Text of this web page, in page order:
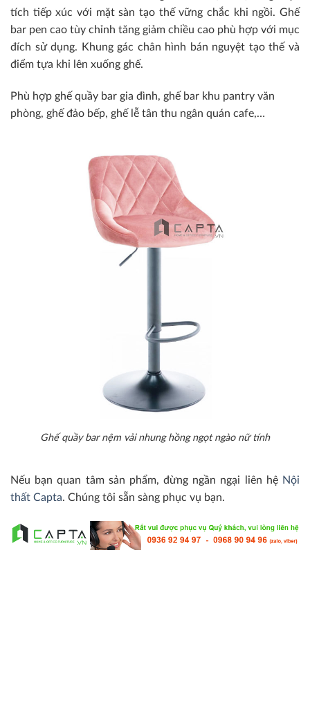
tích tiếp xúc với mặt sàn tạo thế vững chắc khi ngồi. Ghế
bar pen cao tùy chỉnh tăng giảm chiều cao phù hợp với mục
đích sử dụng. Khung gác chân hình bán nguyệt tạo thế và
điểm tựa khi lên xuống ghế.
Phù hợp ghế quầy bar gia đình, ghế bar khu pantry văn
phòng, ghế đảo bếp, ghế lễ tân thu ngân quán cafe,…
Ghế quầy bar nệm vải nhung hồng ngọt ngào nữ tính
Nếu bạn quan tâm sản phẩm, đừng ngần ngại liên hệ Nội
thất Capta. Chúng tôi sẵn sàng phục vụ bạn.